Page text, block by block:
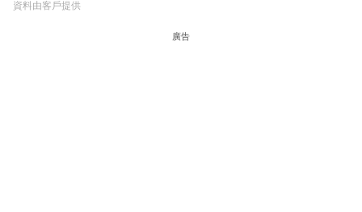
資料由客戶提供
廣告